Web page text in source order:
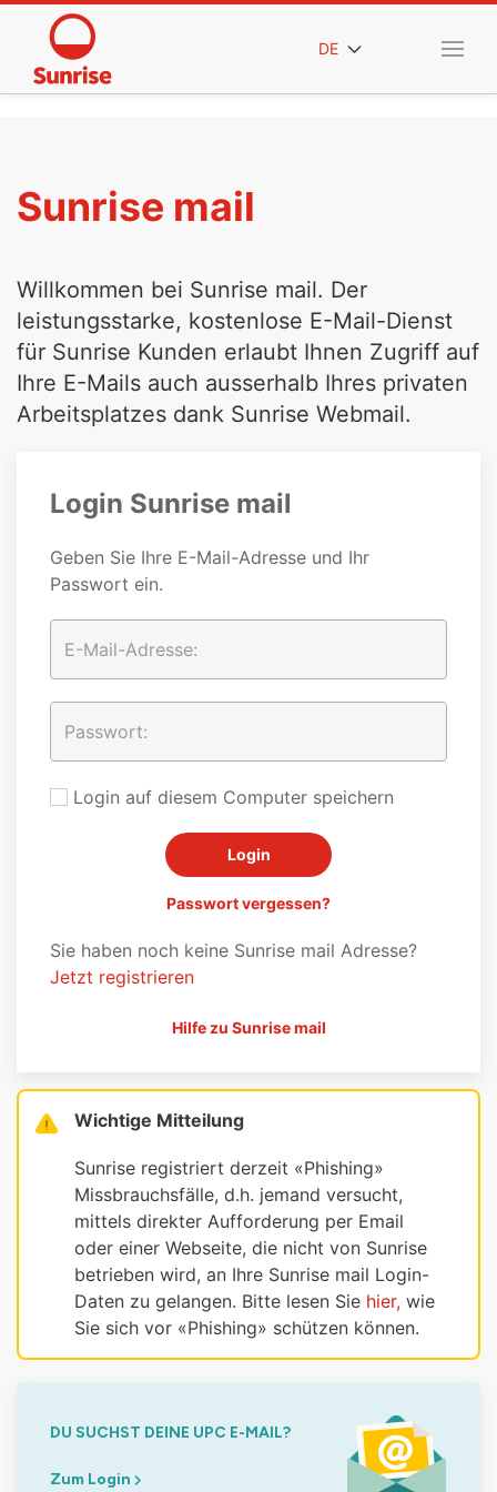
DE
Sunrise mail
Willkommen bei Sunrise mail. Der
leistungsstarke, kostenlose E-Mail-Dienst
für Sunrise Kunden erlaubt Ihnen Zugriff auf
Ihre E-Mails auch ausserhalb Ihres privaten
Arbeitsplatzes dank Sunrise Webmail.
Login Sunrise mail
Geben Sie Ihre E-Mail-Adresse und Ihr
Passwort ein.
Login auf diesem Computer speichern
Passwort vergessen?
Sie haben noch keine Sunrise mail Adresse?
Jetzt registrieren
Hilfe zu Sunrise mail
Wichtige Mitteilung
Sunrise registriert derzeit «Phishing»
Missbrauchsfälle, d.h. jemand versucht,
mittels direkter Aufforderung per Email
oder einer Webseite, die nicht von Sunrise
betrieben wird, an Ihre Sunrise mail Login-
Daten zu gelangen. Bitte lesen Sie hier, wie
Sie sich vor «Phishing» schützen können.
DU SUCHST DEINE UPC E-MAIL?
Zum Login